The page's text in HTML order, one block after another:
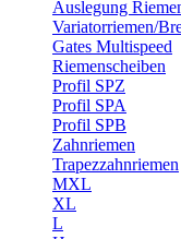
Auslegung
Variatorriemen/
Gates Multispeed
Riemenscheiben
Profil SPZ
Profil SPA
Profil SPB
Zahnriemen
Trapezzahnriemen
MXL
XL
L